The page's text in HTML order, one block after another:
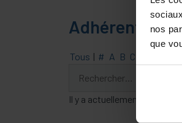
nos
que
Adhérents
Tous | # A B C
Il y a actuellement 67